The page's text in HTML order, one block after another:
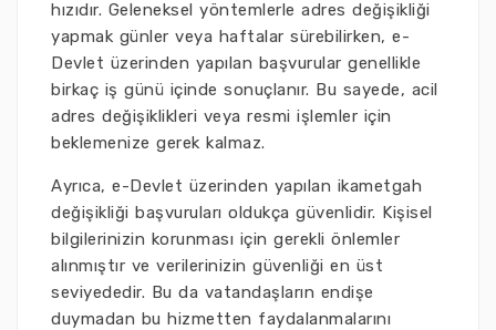
hızıdır. Geleneksel yöntemlerle adres değişikliği
yapmak günler veya haftalar sürebilirken, e-
Devlet üzerinden yapılan başvurular genellikle
birkaç iş günü içinde sonuçlanır. Bu sayede, acil
adres değişiklikleri veya resmi işlemler için
beklemenize gerek kalmaz.
Ayrıca, e-Devlet üzerinden yapılan ikametgah
değişikliği başvuruları oldukça güvenlidir. Kişisel
bilgilerinizin korunması için gerekli önlemler
alınmıştır ve verilerinizin güvenliği en üst
seviyededir. Bu da vatandaşların endişe
duymadan bu hizmetten faydalanmalarını